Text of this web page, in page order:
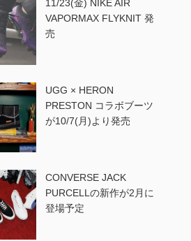
11/23(金) NIKE AIR
VAPORMAX FLYKNIT 発
売
UGG × HERON
PRESTON コラボブーツ
が10/7(月)より発売
CONVERSE JACK
PURCELLの新作が2月に
登場予定